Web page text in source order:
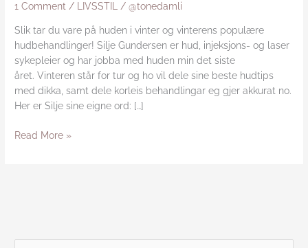
1 Comment / LIVSSTIL /@tonedamli
Slik tar du vare på huden i vinter og vinterens populære
hudbehandlinger! Silje Gundersen er hud, injeksjons- og laser
sykepleier og har jobba med huden min det siste
året. Vinteren står for tur og ho vil dele sine beste hudtips
med dikka, samt dele korleis behandlingar eg gjer akkurat no.
Her er Silje sine eigne ord: […]
Read More »